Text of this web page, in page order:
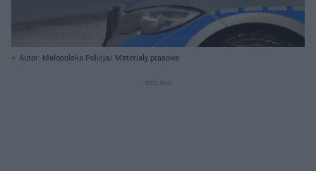
Autor: Małopolska Policja/ Materiały prasowe